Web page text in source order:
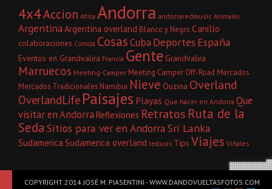
4x4Accion Africa Andorra andorraredmusic Animales
ArgentinaArgentina overland Blanco y Negro Canillo
colaboraciones Comida CosasCubaDeportes España
Eventos en Grandvalira Francia Gente Grandvalira
Marruecos Meeting-Camper Meeting Camper Off-Road Mercados
Mercados Tradicionales Namibia Nieve Ouzina Overland
OverlandLife Paisajes Playas Que hacer en Andorra Que
visitar en AndorraReflexiones Retratos Ruta de la
SedaSitios para ver en AndorraSri Lanka
SudamericaSudamerica overland texturas Tips Viajes Viñales
COPYRIGHT 2014 JOSÉ M. PIASENTINI - WWW.DANDOVUELTASFOTOS.COM